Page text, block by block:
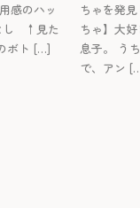
感のハッ
し ↑見た
ボト […]
ちゃを発
ちゃ】大
息子。 う
で、アン